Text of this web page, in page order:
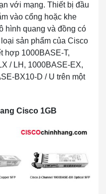
với mạng. Thiết bị đầu
vào cổng hoặc khe
hình quang và đồng có
sản phẩm của Cisco
hợp 1000BASE-T,
/ LH, 1000BASE-EX,
BX10-D / U trên một
Cisco 1GB